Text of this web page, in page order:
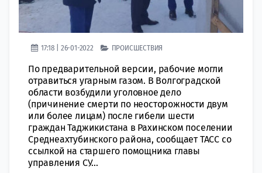
17:18 | 26-01-2022 ПРОИСШЕСТВИЯ
По предварительной версии, рабочие могли
отравиться угарным газом. В Волгоградской
области возбудили уголовное дело
(причинение смерти по неосторожности двум
или более лицам) после гибели шести
граждан Таджикистана в Рахинском поселении
Среднеахтубинского района, сообщает ТАСС со
ссылкой на старшего помощника главы
управления СУ...